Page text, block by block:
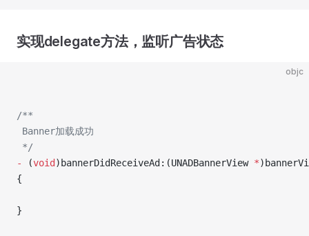
实现delegate方法，监听广告状态
objc
/**
Banner加载成功
*/
-
(void )bannerDidReceiveAd:(UNADBannerView *
{
}